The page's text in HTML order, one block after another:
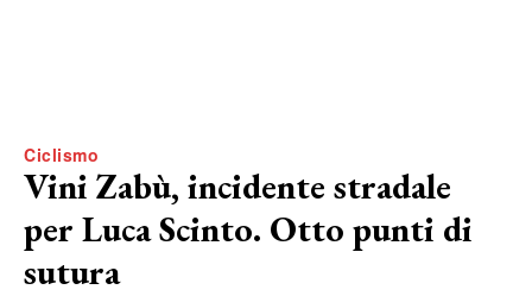
Ciclismo
Vini Zabù, incidente stradale
per Luca Scinto. Otto punti di
sutura